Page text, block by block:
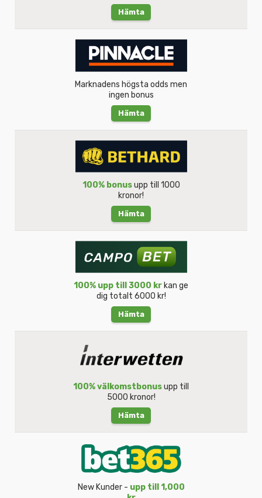
Hämta
Marknadens högsta odds men
ingen bonus
Hämta
100% bonusupp till 1000
kronor!
Hämta
100% upp till 3000 krkan ge
dig totalt 6000 kr!
Hämta
100% välkomstbonusupp till
5000 kronor!
Hämta
New Kunder - upp till 1,000